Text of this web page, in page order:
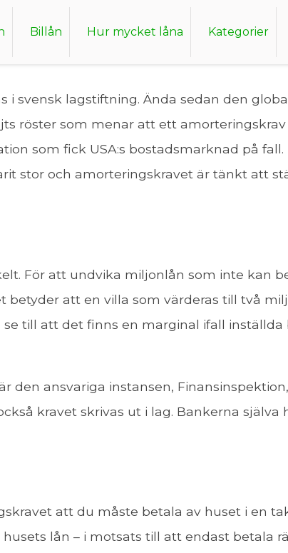
Billån Hur mycket låna Kategorier
svensk lagstiftning. Ända sedan den
röster som menar att ett
som fick USA:s bostadsmarknad på
stor och amorteringskravet är tänkt att
För att undvika miljonlån som inte kan
betyder att en villa som värderas till två
till att det finns en marginal ifall
den ansvariga instansen,
kravet skrivas ut i lag. Bankerna själva
att du måste betala av huset i en
lån – i motsats till att endast betala